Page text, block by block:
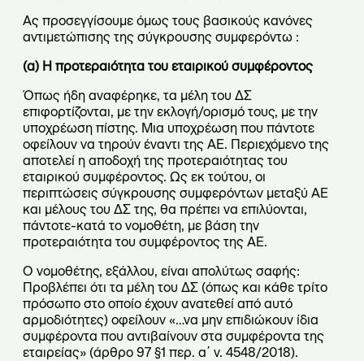
Ας προσεγγίσουμε όμως τους βασικούς κανόνες
αντιμετώπισης της σύγκρουσης συμφερόντω :
(α) Η προτεραιότητα του εταιρικού συμφέροντος
Όπως ήδη αναφέρηκε, τα μέλη του ΔΣ
επιφορτίζονται, με την εκλογή/ορισμό τους, με την
υποχρέωση πίστης. Μια υποχρέωση που πάντοτε
οφείλουν να τηρούν έναντι της ΑΕ. Περιεχόμενο της
αποτελεί η αποδοχή της προτεραιότητας του
εταιρικού συμφέροντος. Ως εκ τούτου, οι
περιπτώσεις σύγκρουσης συμφερόντων μεταξύ ΑΕ
και μέλους του ΔΣ της, θα πρέπει να επιλύονται,
πάντοτε-κατά το νομοθέτη, με βάση την
προτεραιότητα του συμφέροντος της ΑΕ.
Ο νομοθέτης, εξάλλου, είναι απολύτως σαφής:
Προβλέπει ότι τα μέλη του ΔΣ (όπως και κάθε τρίτο
πρόσωπο στο οποίο έχουν ανατεθεί από αυτό
αρμοδιότητες) οφείλουν «…να μην επιδιώκουν ίδια
συμφέροντα που αντιβαίνουν στα συμφέροντα της
εταιρείας» (άρθρο 97 §1 περ. α΄ ν. 4548/2018).